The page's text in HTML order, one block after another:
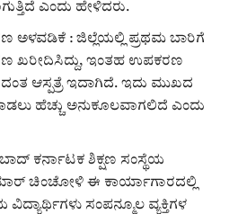
ಎಂದು ಹೇಳಿದರು.
ಅಳವಡಿಕೆ : ಜಿಲ್ಲೆಯಲ್ಲಿ ಪ್ರಥಮ ಬಾರಿಗೆ
ಖರೀದಿಸಿದ್ದು, ಇಂತಹ ಉಪಕರಣ
ಆಸ್ಪತ್ರೆ ಇದಾಗಿದೆ. ಇದು ಮುಖದ
ಹೆಚ್ಚು ಅನುಕೂಲವಾಗಲಿದೆ ಎಂದು
ಕರ್ನಾಟಕ ಶಿಕ್ಷಣ ಸಂಸ್ಥೆಯ
ಚಿಂಚೋಳಿ ಈ ಕಾರ್ಯಾಗಾರದಲ್ಲಿ
ಸಂಪನ್ಮೂಲ ವ್ಯಕ್ತಿಗಳ